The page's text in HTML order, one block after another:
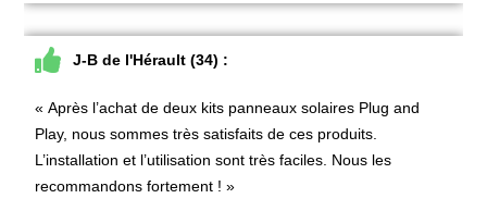
J-B de l'Hérault (34) :
« Après l’achat de deux kits panneaux solaires Plug and
Play, nous sommes très satisfaits de ces produits.
L’installation et l’utilisation sont très faciles. Nous les
recommandons fortement ! »